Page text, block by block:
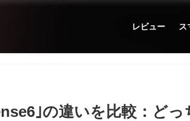
レビュー ス
｣の違いを比較：ど